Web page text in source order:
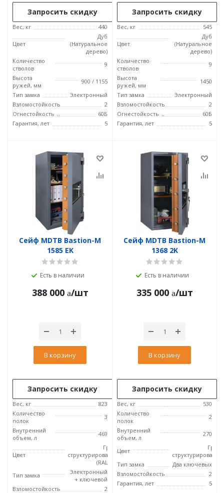
Запросить скидку
Вес, кг 440
Цвет
Дуб
(Натуральное
дерево)
Количество
стволов
9
Высота
ружей, мм
900 / 1155
Тип замка
Электронный
Взломостойкость
2
Огнестойкость
60Б
Гарантия, лет
5
Запросить скидку
Вес, кг 545
Цвет
Дуб
(Натуральное
дерево)
Количество
стволов
9
Высота
ружей, мм
1450
Тип замка
Электронный
Взломостойкость
2
Огнестойкость
60Б
Гарантия, лет
5
Сейф MDTB Bastion-M
1585 EK
Есть в наличии
388 000 /шт
В корзину
Запросить скидку
Вес, кг
823
Количество
полок
3
Внутренний
объем, л
469
Цвет
Графит
структурированный
(RAL 7024)
Тип замка
Электронный
+ ключевой
Взломостойкость
2
Сейф MDTB Bastion-M
1368 2K
Есть в наличии
335 000 /шт
В корзину
Запросить скидку
Вес, кг
530
Количество
полок
2
Внутренний
объем, л
270
Цвет
Тип замка
Два ключевых
Взломостойкость
2
Гарантия, лет
5